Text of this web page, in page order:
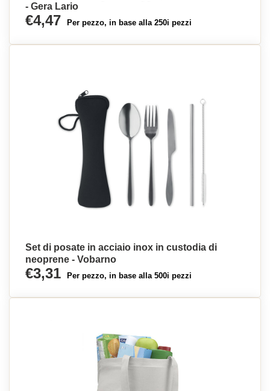
- Gera Lario
€4,47 Per pezzo, in base alla 250i pezzi
Set di posate in acciaio inox in custodia di
neoprene - Vobarno
€3,31 Per pezzo, in base alla 500i pezzi